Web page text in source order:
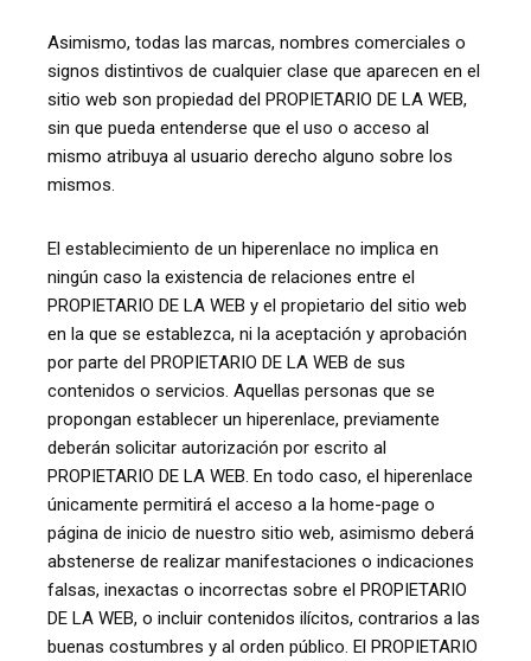
Asimismo, todas las marcas, nombres comerciales o
signos distintivos de cualquier clase que aparecen en el
sitio web son propiedad del PROPIETARIO DE LA WEB,
sin que pueda entenderse que el uso o acceso al
mismo atribuya al usuario derecho alguno sobre los
mismos.
El establecimiento de un hiperenlace no implica en
ningún caso la existencia de relaciones entre el
PROPIETARIO DE LA WEB y el propietario del sitio web
en la que se establezca, ni la aceptación y aprobación
por parte del PROPIETARIO DE LA WEB de sus
contenidos o servicios. Aquellas personas que se
propongan establecer un hiperenlace, previamente
deberán solicitar autorización por escrito al
PROPIETARIO DE LA WEB. En todo caso, el hiperenlace
únicamente permitirá el acceso a la home-page o
página de inicio de nuestro sitio web, asimismo deberá
abstenerse de realizar manifestaciones o indicaciones
falsas, inexactas o incorrectas sobre el PROPIETARIO
DE LA WEB, o incluir contenidos ilícitos, contrarios a las
buenas costumbres y al orden público. El PROPIETARIO